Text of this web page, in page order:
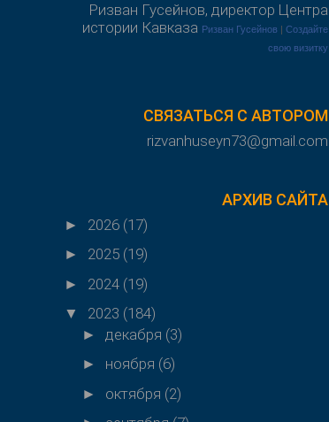
Ризван Гусейнов, директор Центра
истории Кавказа Ризван Гусейнов | Создайте
свою визитку
СВЯЗАТЬСЯ С АВТОРОМ
rizvanhuseyn73@gmail.com
АРХИВ САЙТА
► 2026 (17)
► 2025 (19)
► 2024 (19)
▼ 2023 (184)
►декабря (3)
► ноября (6)
► октября (2)